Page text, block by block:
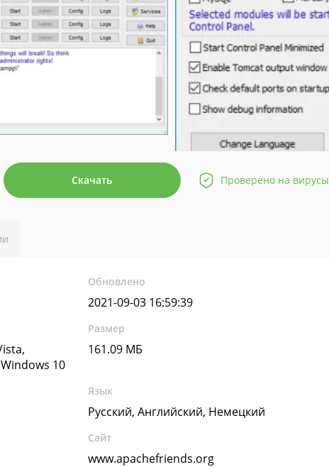
Скачать Проверено на вирусы
Обновлено
2021-09-03 16:59:39
10
Размер
161.09 МБ
Язык
Русский, Английский, Немецкий
Сайт
www.apachefriends.org